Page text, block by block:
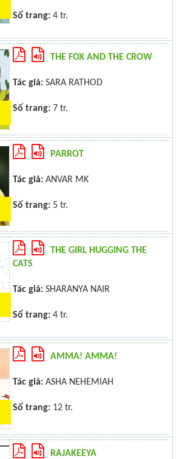
Số trang: 4 tr.
THE FOX AND THE CROW
Tác giả: SARA RATHOD
Số trang: 7 tr.
PARROT
Tác giả: ANVAR MK
Số trang: 5 tr.
THE GIRL HUGGING THE
CATS
Tác giả: SHARANYA NAIR
Số trang: 4 tr.
AMMA! AMMA!
Tác giả: ASHA NEHEMIAH
Số trang: 12 tr.
RAJAKEEYA